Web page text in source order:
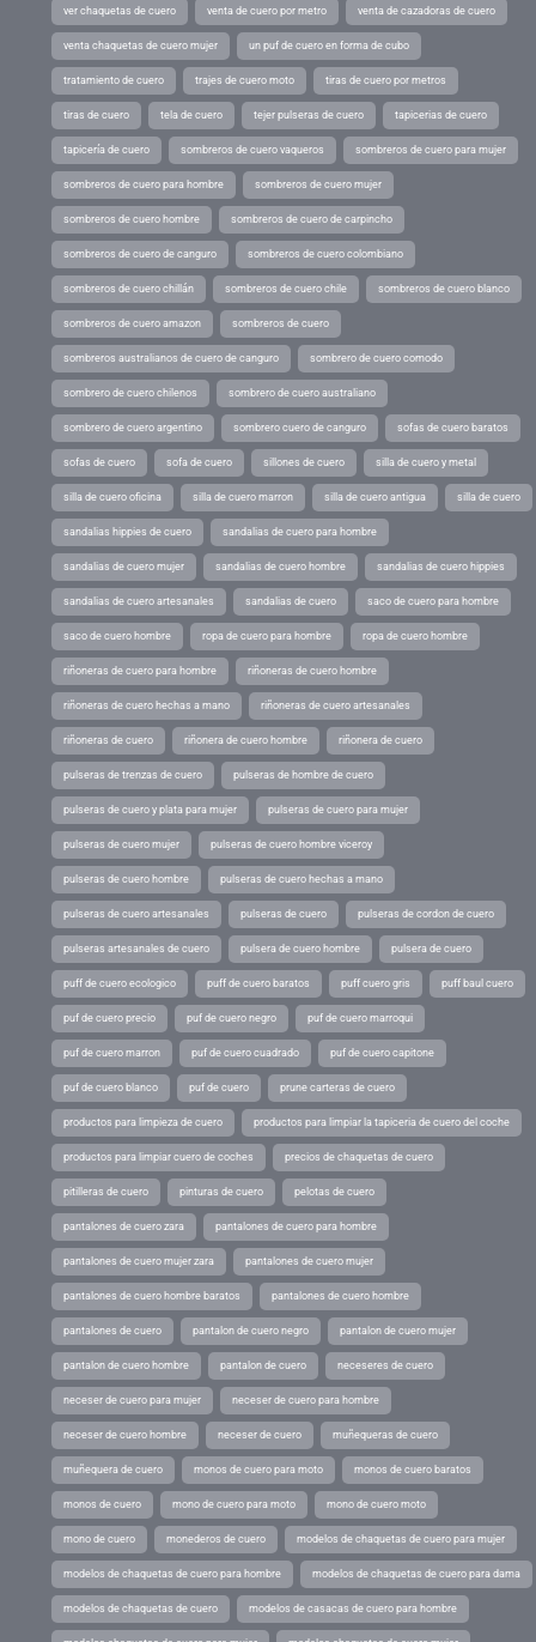
ver chaquetas de cuero venta de cuero por metro venta de cazadoras de cuero
venta chaquetas de cuero mujer un puf de cuero en forma de cubo
tratamiento de cuero trajes de cuero moto tiras de cuero por metros
tiras de cuero tela de cuero tejer pulseras de cuero tapicerias de cuero
tapicería de cuero sombreros de cuero vaqueros sombreros de cuero para mujer
sombreros de cuero para hombre sombreros de cuero mujer
sombreros de cuero hombre sombreros de cuero de carpincho
sombreros de cuero de canguro sombreros de cuero colombiano
sombreros de cuero chillán sombreros de cuero chile sombreros de cuero blanco
sombreros de cuero amazon sombreros de cuero
sombreros australianos de cuero de canguro sombrero de cuero comodo
sombrero de cuero chilenos sombrero de cuero australiano
sombrero de cuero argentino sombrero cuero de canguro sofas de cuero baratos
sofas de cuero sofa de cuero sillones de cuero silla de cuero y metal
silla de cuero oficina silla de cuero marron silla de cuero antigua silla de cuero
sandalias hippies de cuero sandalias de cuero para hombre
sandalias de cuero mujer sandalias de cuero hombre sandalias de cuero hippies
sandalias de cuero artesanales sandalias de cuero saco de cuero para hombre
saco de cuero hombre ropa de cuero para hombre ropa de cuero hombre
riñoneras de cuero para hombre riñoneras de cuero hombre
riñoneras de cuero hechas a mano riñoneras de cuero artesanales
riñoneras de cuero riñonera de cuero hombre riñonera de cuero
pulseras de trenzas de cuero pulseras de hombre de cuero
pulseras de cuero y plata para mujer pulseras de cuero para mujer
pulseras de cuero mujer pulseras de cuero hombre viceroy
pulseras de cuero hombre pulseras de cuero hechas a mano
pulseras de cuero artesanales pulseras de cuero pulseras de cordon de cuero
pulseras artesanales de cuero pulsera de cuero hombre pulsera de cuero
puff de cuero ecologico puff de cuero baratos puff cuero gris puff baul cuero
puf de cuero precio puf de cuero negro puf de cuero marroqui
puf de cuero marron puf de cuero cuadrado puf de cuero capitone
puf de cuero blanco puf de cuero prune carteras de cuero
productos para limpieza de cuero productos para limpiar la tapiceria de cuero del coche
productos para limpiar cuero de coches precios de chaquetas de cuero
pitilleras de cuero pinturas de cuero pelotas de cuero
pantalones de cuero zara pantalones de cuero para hombre
pantalones de cuero mujer zara pantalones de cuero mujer
pantalones de cuero hombre baratos pantalones de cuero hombre
pantalones de cuero pantalon de cuero negro pantalon de cuero mujer
pantalon de cuero hombre pantalon de cuero neceseres de cuero
neceser de cuero para mujer neceser de cuero para hombre
neceser de cuero hombre neceser de cuero muñequeras de cuero
muñequera de cuero monos de cuero para moto monos de cuero baratos
monos de cuero mono de cuero para moto mono de cuero moto
mono de cuero monederos de cuero modelos de chaquetas de cuero para mujer
modelos de chaquetas de cuero para hombre modelos de chaquetas de cuero para dama
modelos de chaquetas de cuero modelos de casacas de cuero para hombre